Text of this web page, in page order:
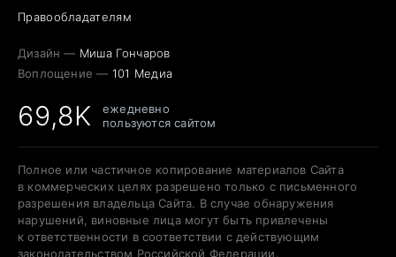
Правообладателям
Дизайн — Миша Гончаров
Воплощение — 101 Медиа
69,8K
ежедневно
пользуются сайтом
Полное или частичное копирование материалов Сайта
в коммерческих целях разрешено только с письменного
разрешения владельца Сайта. В случае обнаружения
нарушений, виновные лица могут быть привлечены
к ответственности в соответствии с действующим
законодательством Российской Федерации.